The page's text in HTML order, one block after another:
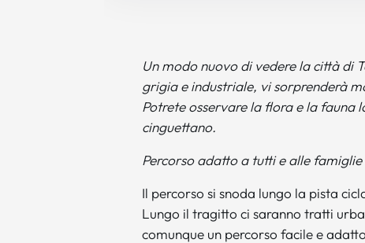
Un modo nuovo di vedere la città di
grigia e industriale, vi sorprenderà
Potrete osservare la flora e la fauna
cinguettano.
Percorso adatto a tutti e alle
Il percorso si snoda lungo la pista
Lungo il tragitto ci saranno tratti
comunque un percorso facile e